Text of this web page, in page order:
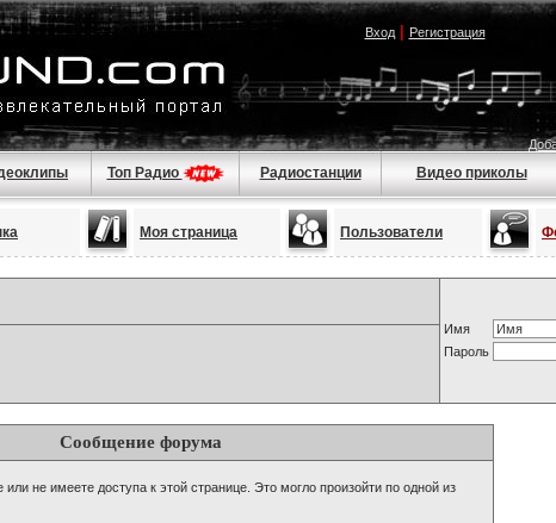
Вход| Регистрация
Топ Радио Радиостанции Видео приколы
Моя страница Пользователи
Имя
Пароль
Сообщение форума
не имеете доступа к этой странице. Это могло произойти по одной из